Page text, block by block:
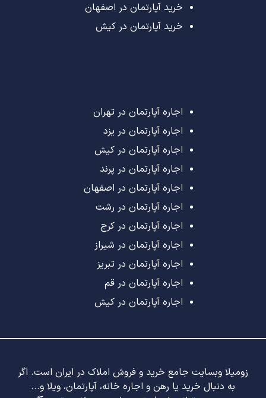
خرید آپارتمان در اصفهان
خرید آپارتمان در کیش
اجاره آپارتمان در تهران
اجاره آپارتمان در یزد
اجاره آپارتمان در کیش
اجاره آپارتمان در پرند
اجاره آپارتمان در اصفهان
اجاره آپارتمان در رشت
اجاره آپارتمان در کرج
اجاره آپارتمان در شیراز
اجاره آپارتمان در تبریز
اجاره آپارتمان در قم
اجاره آپارتمان در کیش
زومیلا وبسایت جامع خرید و فروش املاک در ایران است. اگر
به دنبال خرید یا رهن و اجاره خانه، آپارتمان، ویلا و...